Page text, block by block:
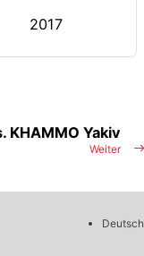
2017
Weiter
KHAMMO Yakiv
Deutsch